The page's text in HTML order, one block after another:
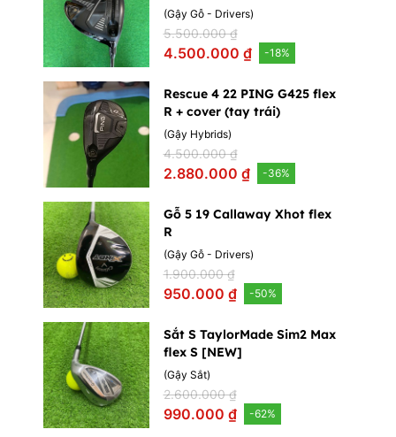
(Gậy Gỗ - Drivers)
5.500.000 ₫
4.500.000 ₫ -18%
Rescue 4 22 PING G425 flex
R + cover (tay trái)
(Gậy Hybrids)
4.500.000 ₫
2.880.000 ₫ -36%
Gỗ 5 19 Callaway Xhot flex
R
(Gậy Gỗ - Drivers)
1.900.000 ₫
950.000 ₫ -50%
Sắt S TaylorMade Sim2 Max
flex S [NEW]
(Gậy Sắt)
2.600.000 ₫
990.000 ₫ -62%